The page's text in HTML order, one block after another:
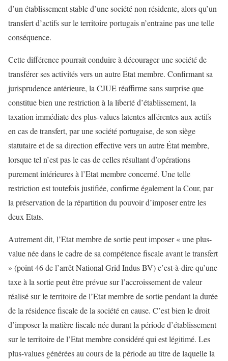
d’un établissement stable d’une société non résidente, alors qu’un
transfert d’actifs sur le territoire portugais n’entraine pas une telle
conséquence.
Cette différence pourrait conduire à décourager une société de
transférer ses activités vers un autre Etat membre. Confirmant sa
jurisprudence antérieure, la CJUE réaffirme sans surprise que
constitue bien une restriction à la liberté d’établissement, la
taxation immédiate des plus-values latentes afférentes aux actifs
en cas de transfert, par une société portugaise, de son siège
statutaire et de sa direction effective vers un autre État membre,
lorsque tel n’est pas le cas de celles résultant d’opérations
purement intérieures à l’Etat membre concerné. Une telle
restriction est toutefois justifiée, confirme également la Cour, par
la préservation de la répartition du pouvoir d’imposer entre les
deux Etats.
Autrement dit, l’Etat membre de sortie peut imposer « une plus-
value née dans le cadre de sa compétence fiscale avant le transfert
» (point 46 de l’arrêt National Grid Indus BV) c’est-à-dire qu’une
taxe à la sortie peut être prévue sur l’accroissement de valeur
réalisé sur le territoire de l’Etat membre de sortie pendant la durée
de la résidence fiscale de la société en cause. C’est bien le droit
d’imposer la matière fiscale née durant la période d’établissement
sur le territoire de l’Etat membre considéré qui est légitimé. Les
plus-values générées au cours de la période au titre de laquelle la